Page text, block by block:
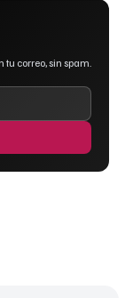
correo, sin spam.